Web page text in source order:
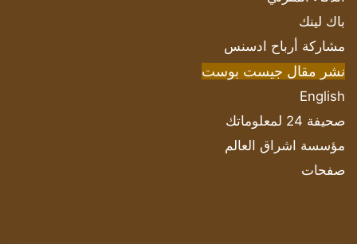
باك لينك
مشاركة أرباح ادسنس
نشر مقال جيست بوست
English
صحيفة 24 لمعلوماتك
مؤسسة اشراق العالم
صفحات